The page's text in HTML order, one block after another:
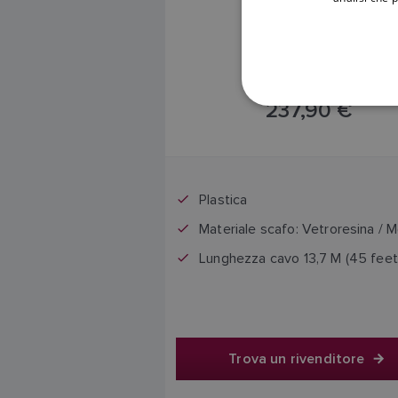
237,90 €
Plastica
Materiale scafo: Vetroresina /
Lunghezza cavo 13,7 M (45
Trova un rivenditore